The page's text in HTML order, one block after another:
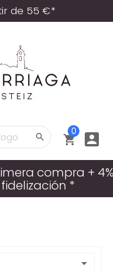
de 55 €*
 
0 
compra +
*
